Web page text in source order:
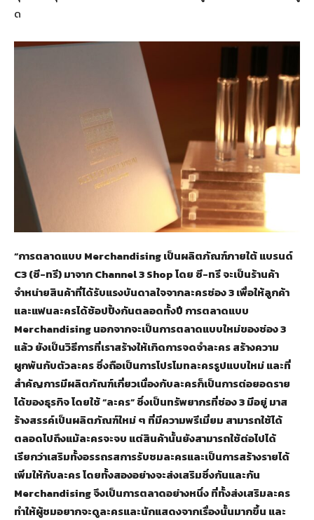
ด
“การตลาดแบบ Merchandising เป็นผลิตภัณฑ์ภายใต้ แบรนด์
C3 (ซี-ทรี) มาจาก Channel 3 Shop โดย ซี-ทรี จะเป็นร้านค้า
จำหน่ายสินค้าที่ได้รับแรงบันดาลใจจากละครช่อง 3 เพื่อให้ลูกค้า
และแฟนละครได้ช้อปปิ้งกันตลอดทั้งปี การตลาดแบบ
Merchandising นอกจากจะเป็นการตลาดแบบใหม่ของช่อง 3
แล้ว ยังเป็นวิธีการที่เราสร้างให้เกิดการจดจำละคร สร้างความ
ผูกพันกับตัวละคร ซึ่งถือเป็นการโปรโมทละครรูปแบบใหม่ และที่
สำคัญการมีผลิตภัณฑ์เกี่ยวเนื่องกับละครก็เป็นการต่อยอดราย
ได้ของธุรกิจ โดยใช้ “ละคร” ซึ่งเป็นทรัพยากรที่ช่อง 3 มีอยู่ มาส
ร้างสรรค์เป็นผลิตภัณฑ์ใหม่ ๆ ที่มีความพรีเมี่ยม สามารถใช้ได้
ตลอดไปถึงแม้ละครจะจบ แต่สินค้านั้นยังสามารถใช้ต่อไปได้
เรียกว่าเสริมทั้งอรรถรสการรับชมละครและเป็นการสร้างรายได้
เพิ่มให้กับละคร โดยทั้งสองอย่างจะส่งเสริมซึ่งกันและกัน
Merchandising จึงเป็นการตลาดอย่างหนึ่ง ที่ทั้งส่งเสริมละคร
ทำให้ผู้ชมอยากจะดูละครและนักแสดงจากเรื่องนั้นมากขึ้น และ